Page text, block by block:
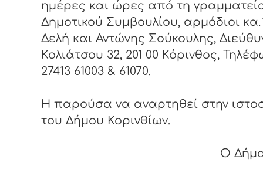
ημέρες και ώρες από τη
Δημοτικού Συμβουλίου, αρμόδιοι
Δελή και Αντώνης Σούκουλης,
Κολιάτσου 32, 201 00 Κόρινθος,
27413 61003 & 61070.
Η παρούσα να αναρτηθεί στην
του Δήμου Κορινθίων.
Ο